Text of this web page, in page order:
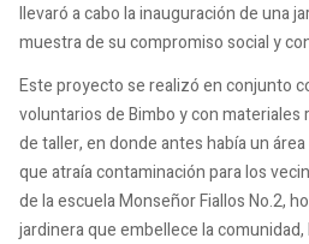
llevaró a cabo la inauguración de una
muestra de su compromiso social y
Este proyecto se realizó en conjunto
voluntarios de Bimbo y con
de taller, en donde antes había un
que atraía contaminación para los
de la escuela Monseñor Fiallos No.2,
jardinera que embellece la